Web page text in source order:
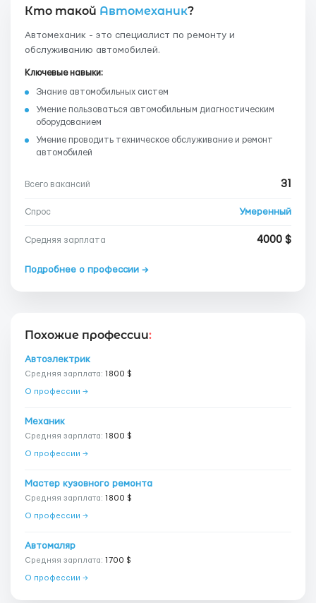
Кто такой Автомеханик?
Автомеханик - это специалист по ремонту и
обслуживанию автомобилей.
Ключевые навыки:
Знание автомобильных систем
Умение пользоваться автомобильным диагностическим
оборудованием
Умение проводить техническое обслуживание и ремонт
автомобилей
Всего вакансий 31
Спрос Умеренный
Средняя зарплата 4000 $
Подробнее о профессии →
Похожие профессии:
Автоэлектрик
Средняя зарплата: 1800 $
О профессии →
Механик
Средняя зарплата: 1800 $
О профессии →
Мастер кузовного ремонта
Средняя зарплата: 1800 $
О профессии →
Автомаляр
Средняя зарплата: 1700 $
О профессии →